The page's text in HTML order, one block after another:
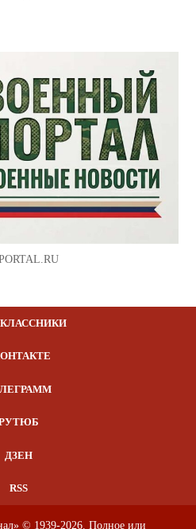
ДЗЕН
RSS
© 1939-2026. Полное или